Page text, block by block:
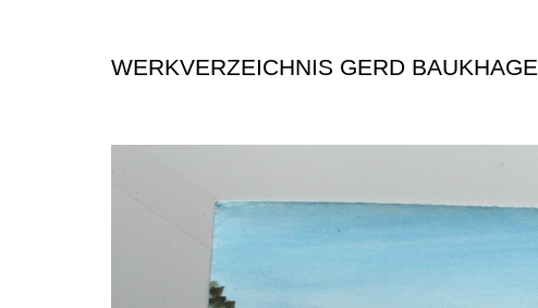
WERKVERZEICHNIS GERD BAUKHAGE